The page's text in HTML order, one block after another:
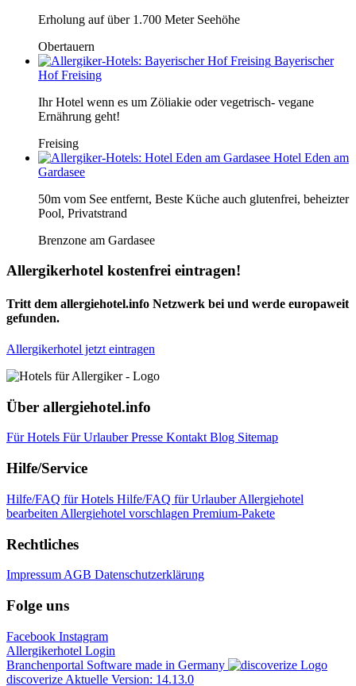
Erholung auf über 1.700 Meter Seehöhe
Obertauern
Bayerischer
Hof Freising
Ihr Hotel wenn es um Zöliakie oder vegetrisch- vegane
Ernährung geht!
Freising
Hotel Eden am
Gardasee
50m vom See entfernt, Beste Küche auch glutenfrei, beheizter
Pool, Privatstrand
Brenzone am Gardasee
Allergikerhotel kostenfrei eintragen!
Tritt dem allergiehotel.info Netzwerk bei und werde europaweit
gefunden.
Allergikerhotel jetzt eintragen
Über allergiehotel.info
Für Hotels Für UrlauberPresse KontaktBlog Sitemap
Hilfe/Service
Hilfe/FAQ für Hotels Hilfe/FAQ für UrlauberAllergiehotel
bearbeiten Allergiehotel vorschlagen Premium-Pakete
Rechtliches
Impressum AGB Datenschutzerklärung
Folge uns
Facebook Instagram
Allergikerhotel Login
Branchenportal Software made in Germany
discoverize Aktuelle Version: 14.13.0